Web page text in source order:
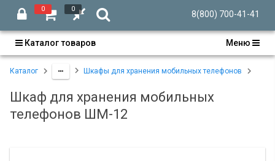
0 0
8(800) 700-41-41
Каталог товаров Меню
Каталог Шкафы для хранения мобильных телефонов
Шкаф для хранения мобильных
телефонов ШМ-12